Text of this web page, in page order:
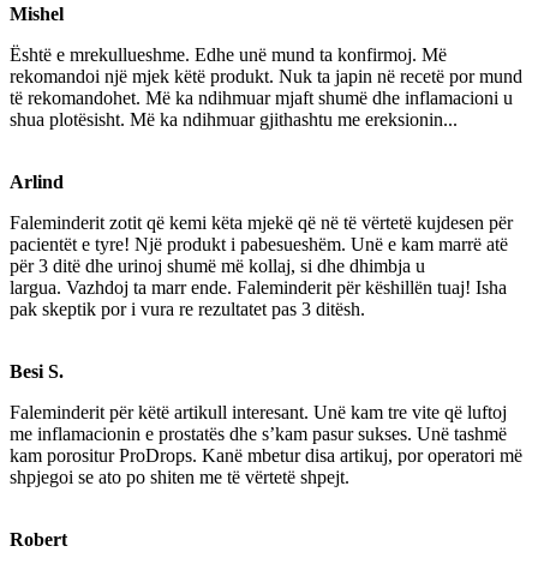
Mishel
Është e mrekullueshme. Edhe unë mund ta konfirmoj. Më
rekomandoi një mjek këtë produkt. Nuk ta japin në recetë por mund
të rekomandohet. Më ka ndihmuar mjaft shumë dhe inflamacioni u
shua plotësisht. Më ka ndihmuar gjithashtu me ereksionin...
Arlind
Faleminderit zotit që kemi këta mjekë që në të vërtetë kujdesen për
pacientët e tyre! Një produkt i pabesueshëm. Unë e kam marrë atë
për 3 ditë dhe urinoj shumë më kollaj, si dhe dhimbja u
largua. Vazhdoj ta marr ende. Faleminderit për këshillën tuaj! Isha
pak skeptik por i vura re rezultatet pas 3 ditësh.
Besi S.
Faleminderit për këtë artikull interesant. Unë kam tre vite që luftoj
me inflamacionin e prostatës dhe s’kam pasur sukses. Unë tashmë
kam porositur ProDrops. Kanë mbetur disa artikuj, por operatori më
shpjegoi se ato po shiten me të vërtetë shpejt.
Robert